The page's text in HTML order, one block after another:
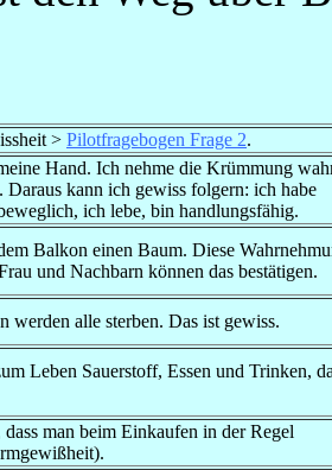
> Pilotfragebogen Frage 2.
Hand. Ich nehme die Krümmung
Daraus kann ich gewiss folgern: ich habe
ich lebe, bin handlungsfähig.
Balkon einen Baum. Diese
und Nachbarn können das bestätigen.
werden alle sterben. Das ist gewiss.
Leben Sauerstoff, Essen und Trinken,
man beim Einkaufen in der Regel